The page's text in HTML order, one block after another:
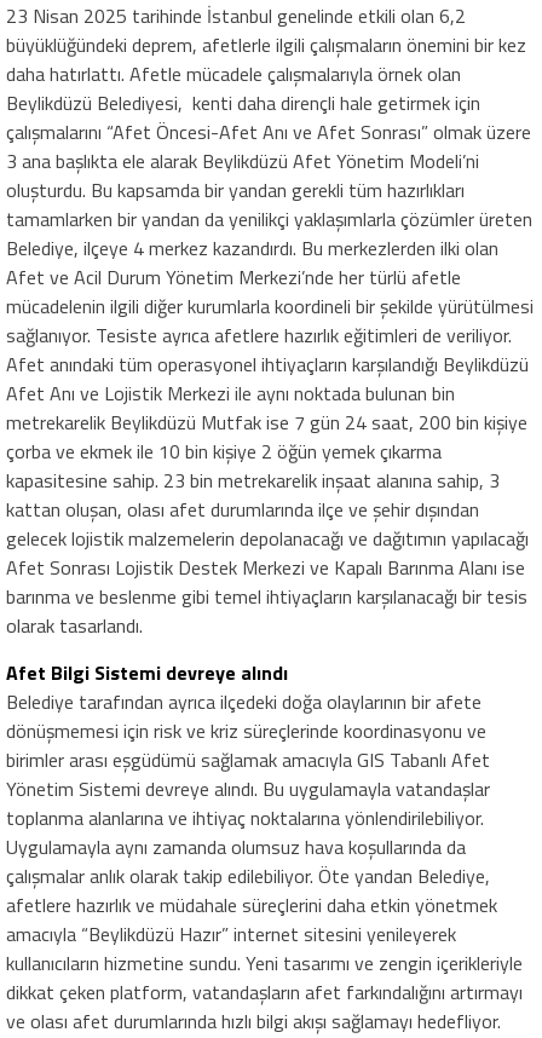
23 Nisan 2025 tarihinde İstanbul genelinde etkili olan 6,2
büyüklüğündeki deprem, afetlerle ilgili çalışmaların önemini bir kez
daha hatırlattı. Afetle mücadele çalışmalarıyla örnek olan
Beylikdüzü Belediyesi, kenti daha dirençli hale getirmek için
çalışmalarını “Afet Öncesi-Afet Anı ve Afet Sonrası” olmak üzere
3 ana başlıkta ele alarak Beylikdüzü Afet Yönetim Modeli’ni
oluşturdu. Bu kapsamda bir yandan gerekli tüm hazırlıkları
tamamlarken bir yandan da yenilikçi yaklaşımlarla çözümler üreten
Belediye, ilçeye 4 merkez kazandırdı. Bu merkezlerden ilki olan
Afet ve Acil Durum Yönetim Merkezi’nde her türlü afetle
mücadelenin ilgili diğer kurumlarla koordineli bir şekilde yürütülmesi
sağlanıyor. Tesiste ayrıca afetlere hazırlık eğitimleri de veriliyor.
Afet anındaki tüm operasyonel ihtiyaçların karşılandığı Beylikdüzü
Afet Anı ve Lojistik Merkezi ile aynı noktada bulunan bin
metrekarelik Beylikdüzü Mutfak ise 7 gün 24 saat, 200 bin kişiye
çorba ve ekmek ile 10 bin kişiye 2 öğün yemek çıkarma
kapasitesine sahip. 23 bin metrekarelik inşaat alanına sahip, 3
kattan oluşan, olası afet durumlarında ilçe ve şehir dışından
gelecek lojistik malzemelerin depolanacağı ve dağıtımın yapılacağı
Afet Sonrası Lojistik Destek Merkezi ve Kapalı Barınma Alanı ise
barınma ve beslenme gibi temel ihtiyaçların karşılanacağı bir tesis
olarak tasarlandı.
Afet Bilgi Sistemi devreye alındı
Belediye tarafından ayrıca ilçedeki doğa olaylarının bir afete
dönüşmemesi için risk ve kriz süreçlerinde koordinasyonu ve
birimler arası eşgüdümü sağlamak amacıyla GIS Tabanlı Afet
Yönetim Sistemi devreye alındı. Bu uygulamayla vatandaşlar
toplanma alanlarına ve ihtiyaç noktalarına yönlendirilebiliyor.
Uygulamayla aynı zamanda olumsuz hava koşullarında da
çalışmalar anlık olarak takip edilebiliyor. Öte yandan Belediye,
afetlere hazırlık ve müdahale süreçlerini daha etkin yönetmek
amacıyla “Beylikdüzü Hazır” internet sitesini yenileyerek
kullanıcıların hizmetine sundu. Yeni tasarımı ve zengin içerikleriyle
dikkat çeken platform, vatandaşların afet farkındalığını artırmayı
ve olası afet durumlarında hızlı bilgi akışı sağlamayı hedefliyor.